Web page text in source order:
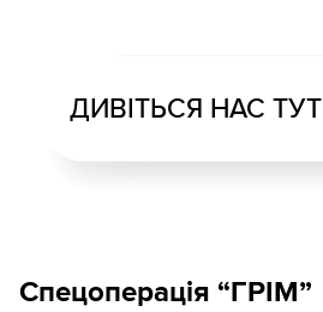
ДИВІТЬСЯ НАС ТУТ
Спецоперація “ГРІМ”